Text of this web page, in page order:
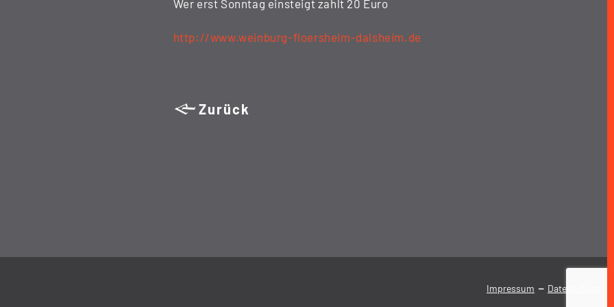
Wer erst Sonntag einsteigt zahlt 20 Euro
http://www.weinburg-floersheim-dalsheim.de
Zurück
Impressum - Datenschutz